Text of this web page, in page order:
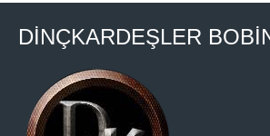
DİNÇKARDEŞLER